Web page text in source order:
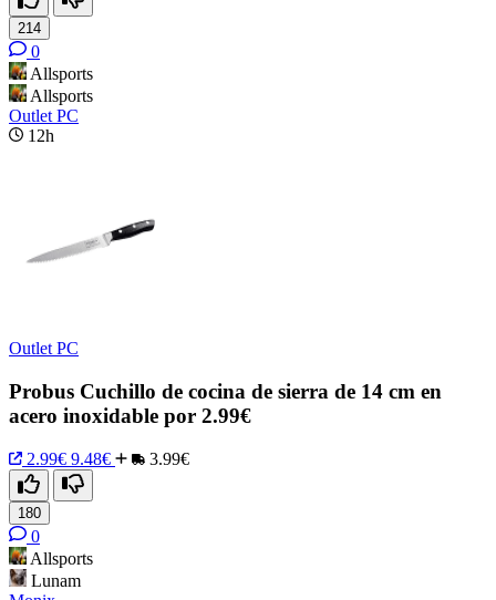
214
0
Allsports
Allsports
Outlet PC
12h
Outlet PC
Probus Cuchillo de cocina de sierra de 14 cm en
acero inoxidable por 2.99€
2.99€ 9.48€ 3.99€
180
0
Allsports
Lunam